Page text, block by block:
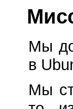
Мы
в
Мы